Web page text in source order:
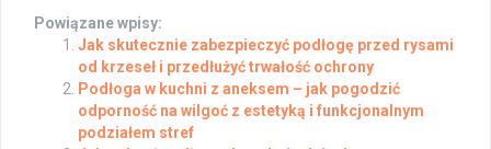
Powiązane wpisy:
Jak skutecznie zabezpieczyć podłogę przed rysami
od krzeseł i przedłużyć trwałość ochrony
Podłoga w kuchni z aneksem – jak pogodzić
odporność na wilgoć z estetyką i funkcjonalnym
podziałem stref